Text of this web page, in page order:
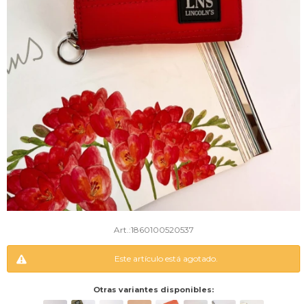
1860100520537
Este artículo está agotado.
Otras variantes disponibles: